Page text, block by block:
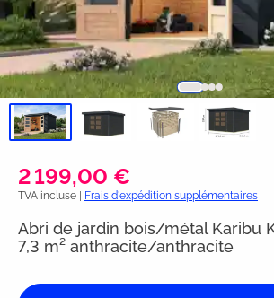
2 199,00 €
TVA incluse | Frais d'expédition supplémentaires
Abri de jardin bois/métal Karibu
7,3 m² anthracite/anthracite